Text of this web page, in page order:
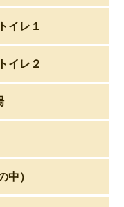
イレ１
イレ２
）